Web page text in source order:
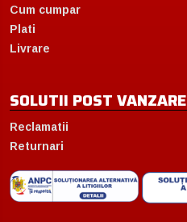
Cum cumpar
Plati
Livrare
SOLUTII POST VANZARE
Reclamatii
Returnari